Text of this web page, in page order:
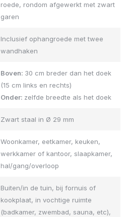
roede, rondom afgewerkt met zwart
garen
Inclusief ophangroede met twee
wandhaken
Boven: 30 cm breder dan het doek
(15 cm links en rechts)
Onder: zelfde breedte als het doek
Zwart staal in Ø 29 mm
Woonkamer, eetkamer, keuken,
werkkamer of kantoor, slaapkamer,
hal/gang/overloop
Buiten/in de tuin, bij fornuis of
kookplaat, in vochtige ruimte
(badkamer, zwembad, sauna, etc),